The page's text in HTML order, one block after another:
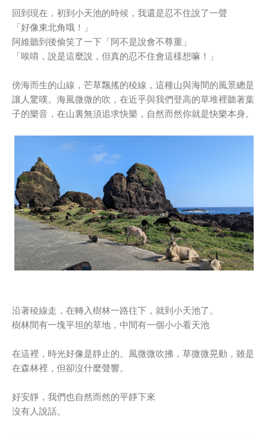
回到現在，初到小天池的時候，我還是忍不住說了一聲
「好像東北角哦！」
阿維聽到後偷笑了一下「阿不是說會不尊重」
「唉唷，說是這麼說，但真的忍不住會這樣想嘛！」
傍海而生的山線，芒草飄搖的稜線，這種山與海間的風景總是
讓人驚嘆。海風微微的吹，在近乎與我們登高的草堆裡聽著葉
子的樂音，在山裏無須追求快樂，自然而然你就是快樂本身。
沿著稜線走，在轉入樹林一路往下，就到小天池了。
樹林間有一塊平坦的草地，中間有一個小小看天池
在這裡，時光好像是靜止的。風微微吹拂，草微微晃動，雖是
在森林裡，但卻沒什麼聲響。
好安靜，我們也自然而然的平靜下來
沒有人說話。